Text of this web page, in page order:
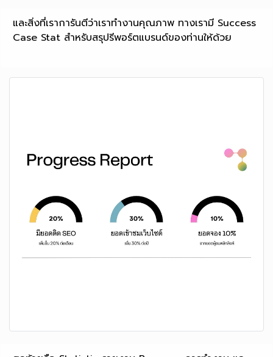
และสิ่งที่เราการันตีว่าเราทำงานคุณภาพ ทางเรามี Success
Case Stat สำหรับสรุปรีพอร์ตแบรนด์ของท่านให้ด้วย